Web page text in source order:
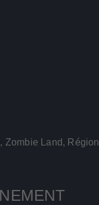
iCalendar
Zombie Land, Région